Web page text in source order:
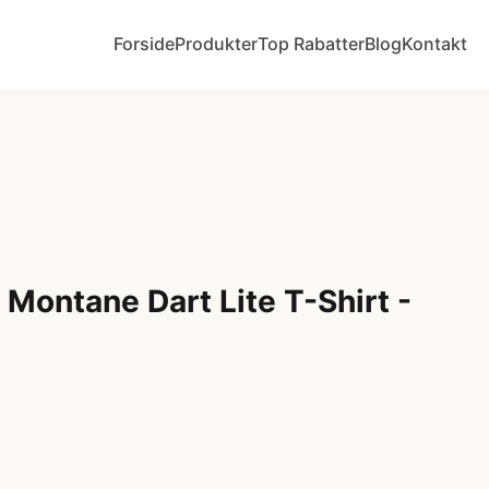
ForsideProdukterTop RabatterBlogKontakt
Dart Lite T-Shirt -